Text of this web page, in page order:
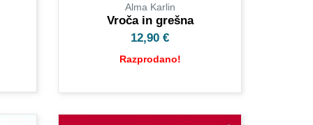
Alma Karlin
Vroča in grešna
12,90€
Razprodano!